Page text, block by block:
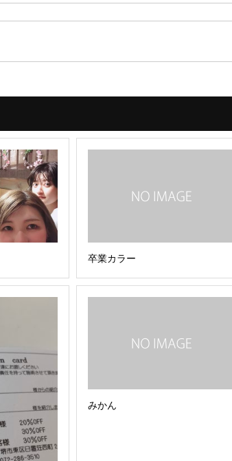
卒業カラー
みかん